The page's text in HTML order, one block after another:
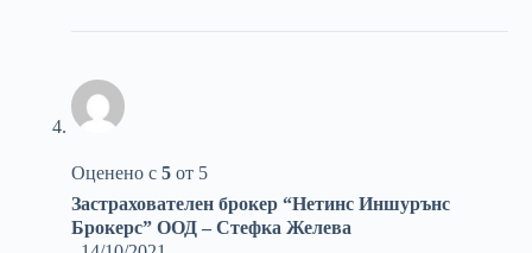
Оценено с 5 от 5
Застрахователен брокер “Нетинс Иншурънс
Брокерс” ООД – Стефка Желева